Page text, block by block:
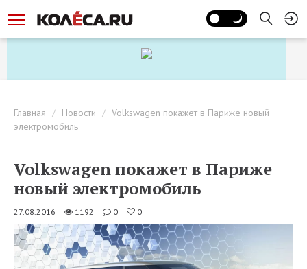
Главная Новости
Volkswagen покажет в Париже новый
электромобиль
Volkswagen покажет в Париже
новый электромобиль
27.08.2016 1192 0 0